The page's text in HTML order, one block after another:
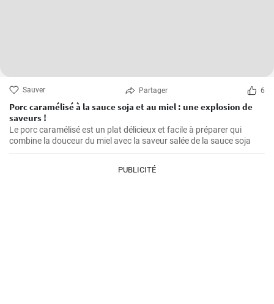
Sauver Partager 6
Porc caramélisé à la sauce soja et au miel : une explosion de
saveurs !
Le porc caramélisé est un plat délicieux et facile à préparer qui
combine la douceur du miel avec la saveur salée de la sauce soja
PUBLICITÉ